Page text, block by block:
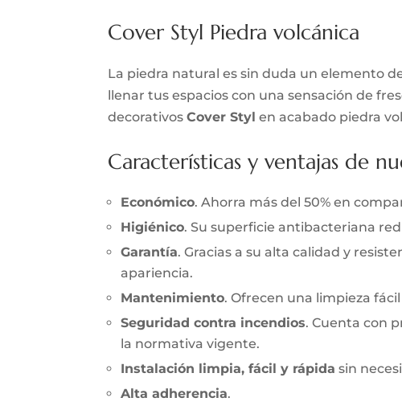
Cover Styl Piedra volcánica
La piedra natural es sin duda un elemento
llenar tus espacios con una sensación de
decorativosCover Styl en acabado piedra
Características y ventajas de
Económico. Ahorra más del 50% en
Higiénico. Su superficie antibacteriana
Garantía. Gracias a su alta calidad y
apariencia.
Mantenimiento. Ofrecen una limpieza
Seguridad contra incendios. Cuenta con
la normativa vigente.
Instalación limpia, fácil y rápida sin
Alta adherencia.